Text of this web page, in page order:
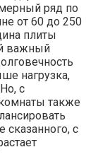
ряд по
от 60 до 250
плиты
важный
нагрузка,
с
также
с